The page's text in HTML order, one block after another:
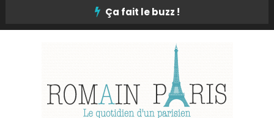
Ça fait le buzz !